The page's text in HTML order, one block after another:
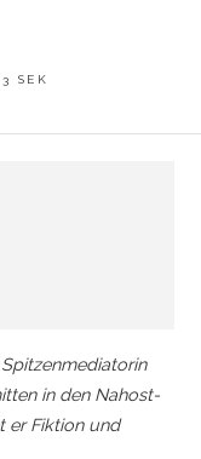
SEK
in den Nahost-
er Fiktion und